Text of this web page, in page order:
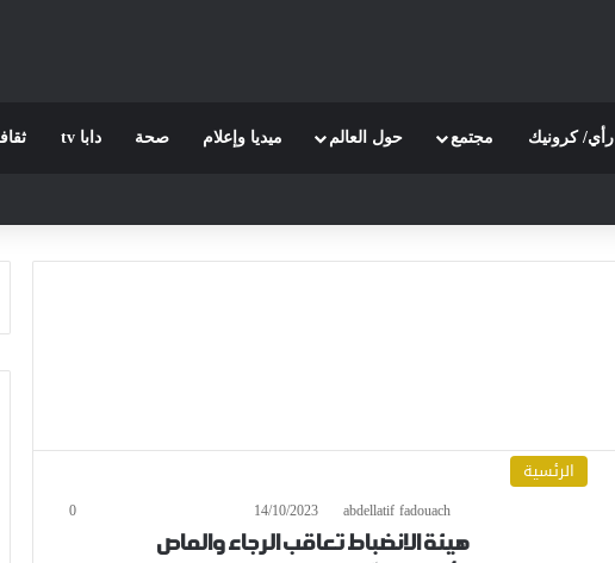
رأي/ كرونيك مجتمع حول العالم ميديا وإعلام صحة دابا tv
الرئسية
abdellatif fadouach
14/10/2023
0
هيئة الانضباط تعاقب الرجاء والماص